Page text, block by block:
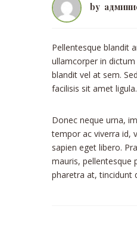
by
Pellentesque blandit
ullamcorper in
blandit vel at sem.
facilisis sit amet ligula.
Donec neque urna,
tempor ac viverra id,
sapien eget libero.
mauris, pellentesque
pharetra at, tincidunt